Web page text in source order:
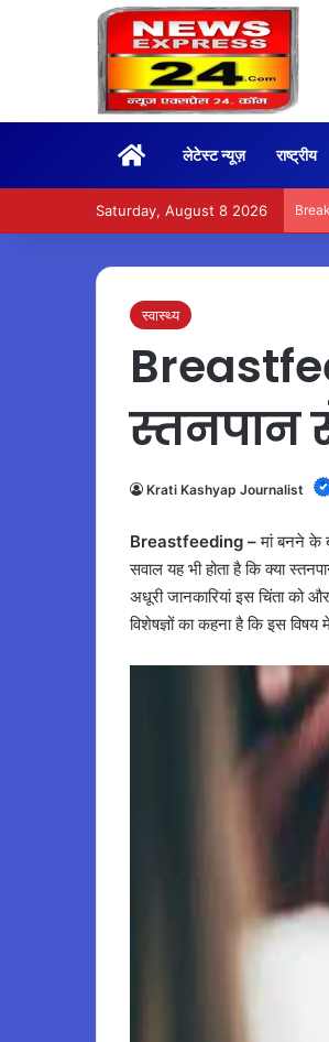
Homeलेटेस्ट न्यूज़ राष्ट्रीय
Saturday, August 8 2026
स्वास्थ्य
स्तनपान
Krati Kashyap Journalist
Breastfeeding –मां बनने के
सवाल यह भी होता है कि क्या
अधूरी जानकारियां इस चिंता
विशेषज्ञों का कहना है कि इस